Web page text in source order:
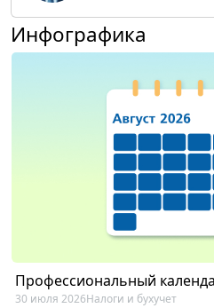
Инфографика
Профессиональный
30 июля 2026Налоги и бухучет